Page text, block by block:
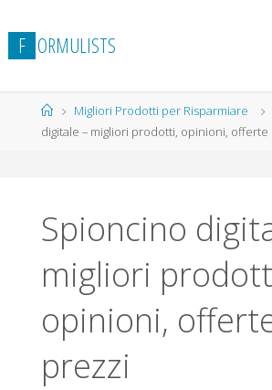
al
contenuto
F ORMULISTS
HomeMigliori Prodotti per Risparmiare
digitale – migliori prodotti, opinioni,
Spioncino
migliori
opinioni,
prezzi